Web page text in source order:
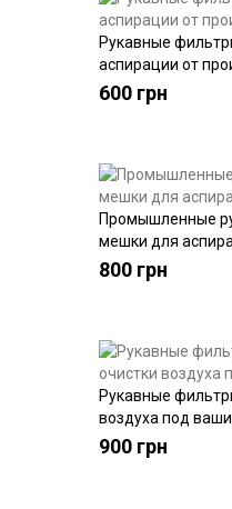
Рукавные
аспирации от
600 грн
Промышленные
мешки для
800 грн
Рукавные
воздуха под
900 грн